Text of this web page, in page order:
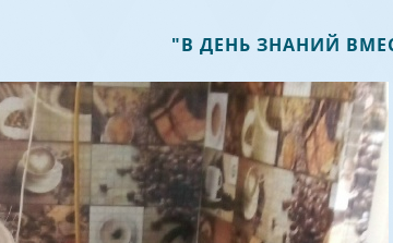
"В ДЕНЬ ЗНАНИЙ